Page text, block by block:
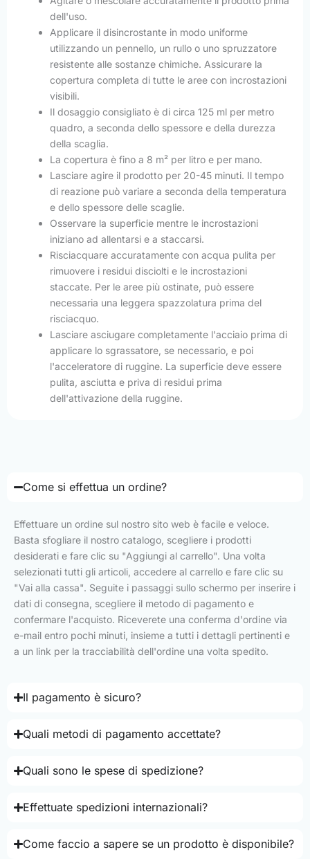
dell'uso.
Applicare il disincrostante in modo uniforme
utilizzando un pennello, un rullo o uno spruzzatore
resistente alle sostanze chimiche. Assicurare la
copertura completa di tutte le aree con incrostazioni
visibili.
Il dosaggio consigliato è di circa 125 ml per metro
quadro, a seconda dello spessore e della durezza
della scaglia.
La copertura è fino a 8 m² per litro e per mano.
Lasciare agire il prodotto per 20-45 minuti. Il tempo
di reazione può variare a seconda della temperatura
e dello spessore delle scaglie.
Osservare la superficie mentre le incrostazioni
iniziano ad allentarsi e a staccarsi.
Risciacquare accuratamente con acqua pulita per
rimuovere i residui disciolti e le incrostazioni
staccate. Per le aree più ostinate, può essere
necessaria una leggera spazzolatura prima del
risciacquo.
Lasciare asciugare completamente l'acciaio prima di
applicare lo sgrassatore, se necessario, e poi
l'acceleratore di ruggine. La superficie deve essere
pulita, asciutta e priva di residui prima
dell'attivazione della ruggine.
Come si effettua un ordine?
Effettuare un ordine sul nostro sito web è facile e veloce.
Basta sfogliare il nostro catalogo, scegliere i prodotti
desiderati e fare clic su "Aggiungi al carrello". Una volta
selezionati tutti gli articoli, accedere al carrello e fare clic su
"Vai alla cassa". Seguite i passaggi sullo schermo per inserire i
dati di consegna, scegliere il metodo di pagamento e
confermare l'acquisto. Riceverete una conferma d'ordine via
e-mail entro pochi minuti, insieme a tutti i dettagli pertinenti e
a un link per la tracciabilità dell'ordine una volta spedito.
Il pagamento è sicuro?
Quali metodi di pagamento accettate?
Quali sono le spese di spedizione?
Effettuate spedizioni internazionali?
Come faccio a sapere se un prodotto è disponibile?